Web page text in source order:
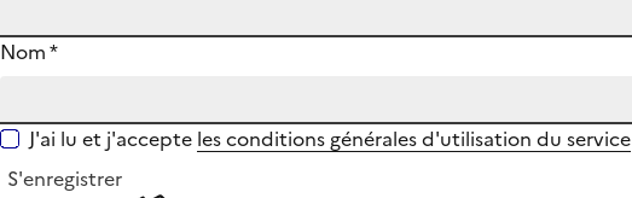
Nom*
J'ai lu et j'accepte les conditions générales d'utilisation du service
S'enregistrer